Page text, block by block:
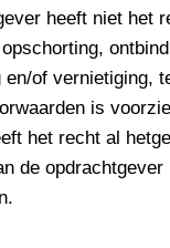
heeft niet het
en/of vernietiging,
is
het recht al
de